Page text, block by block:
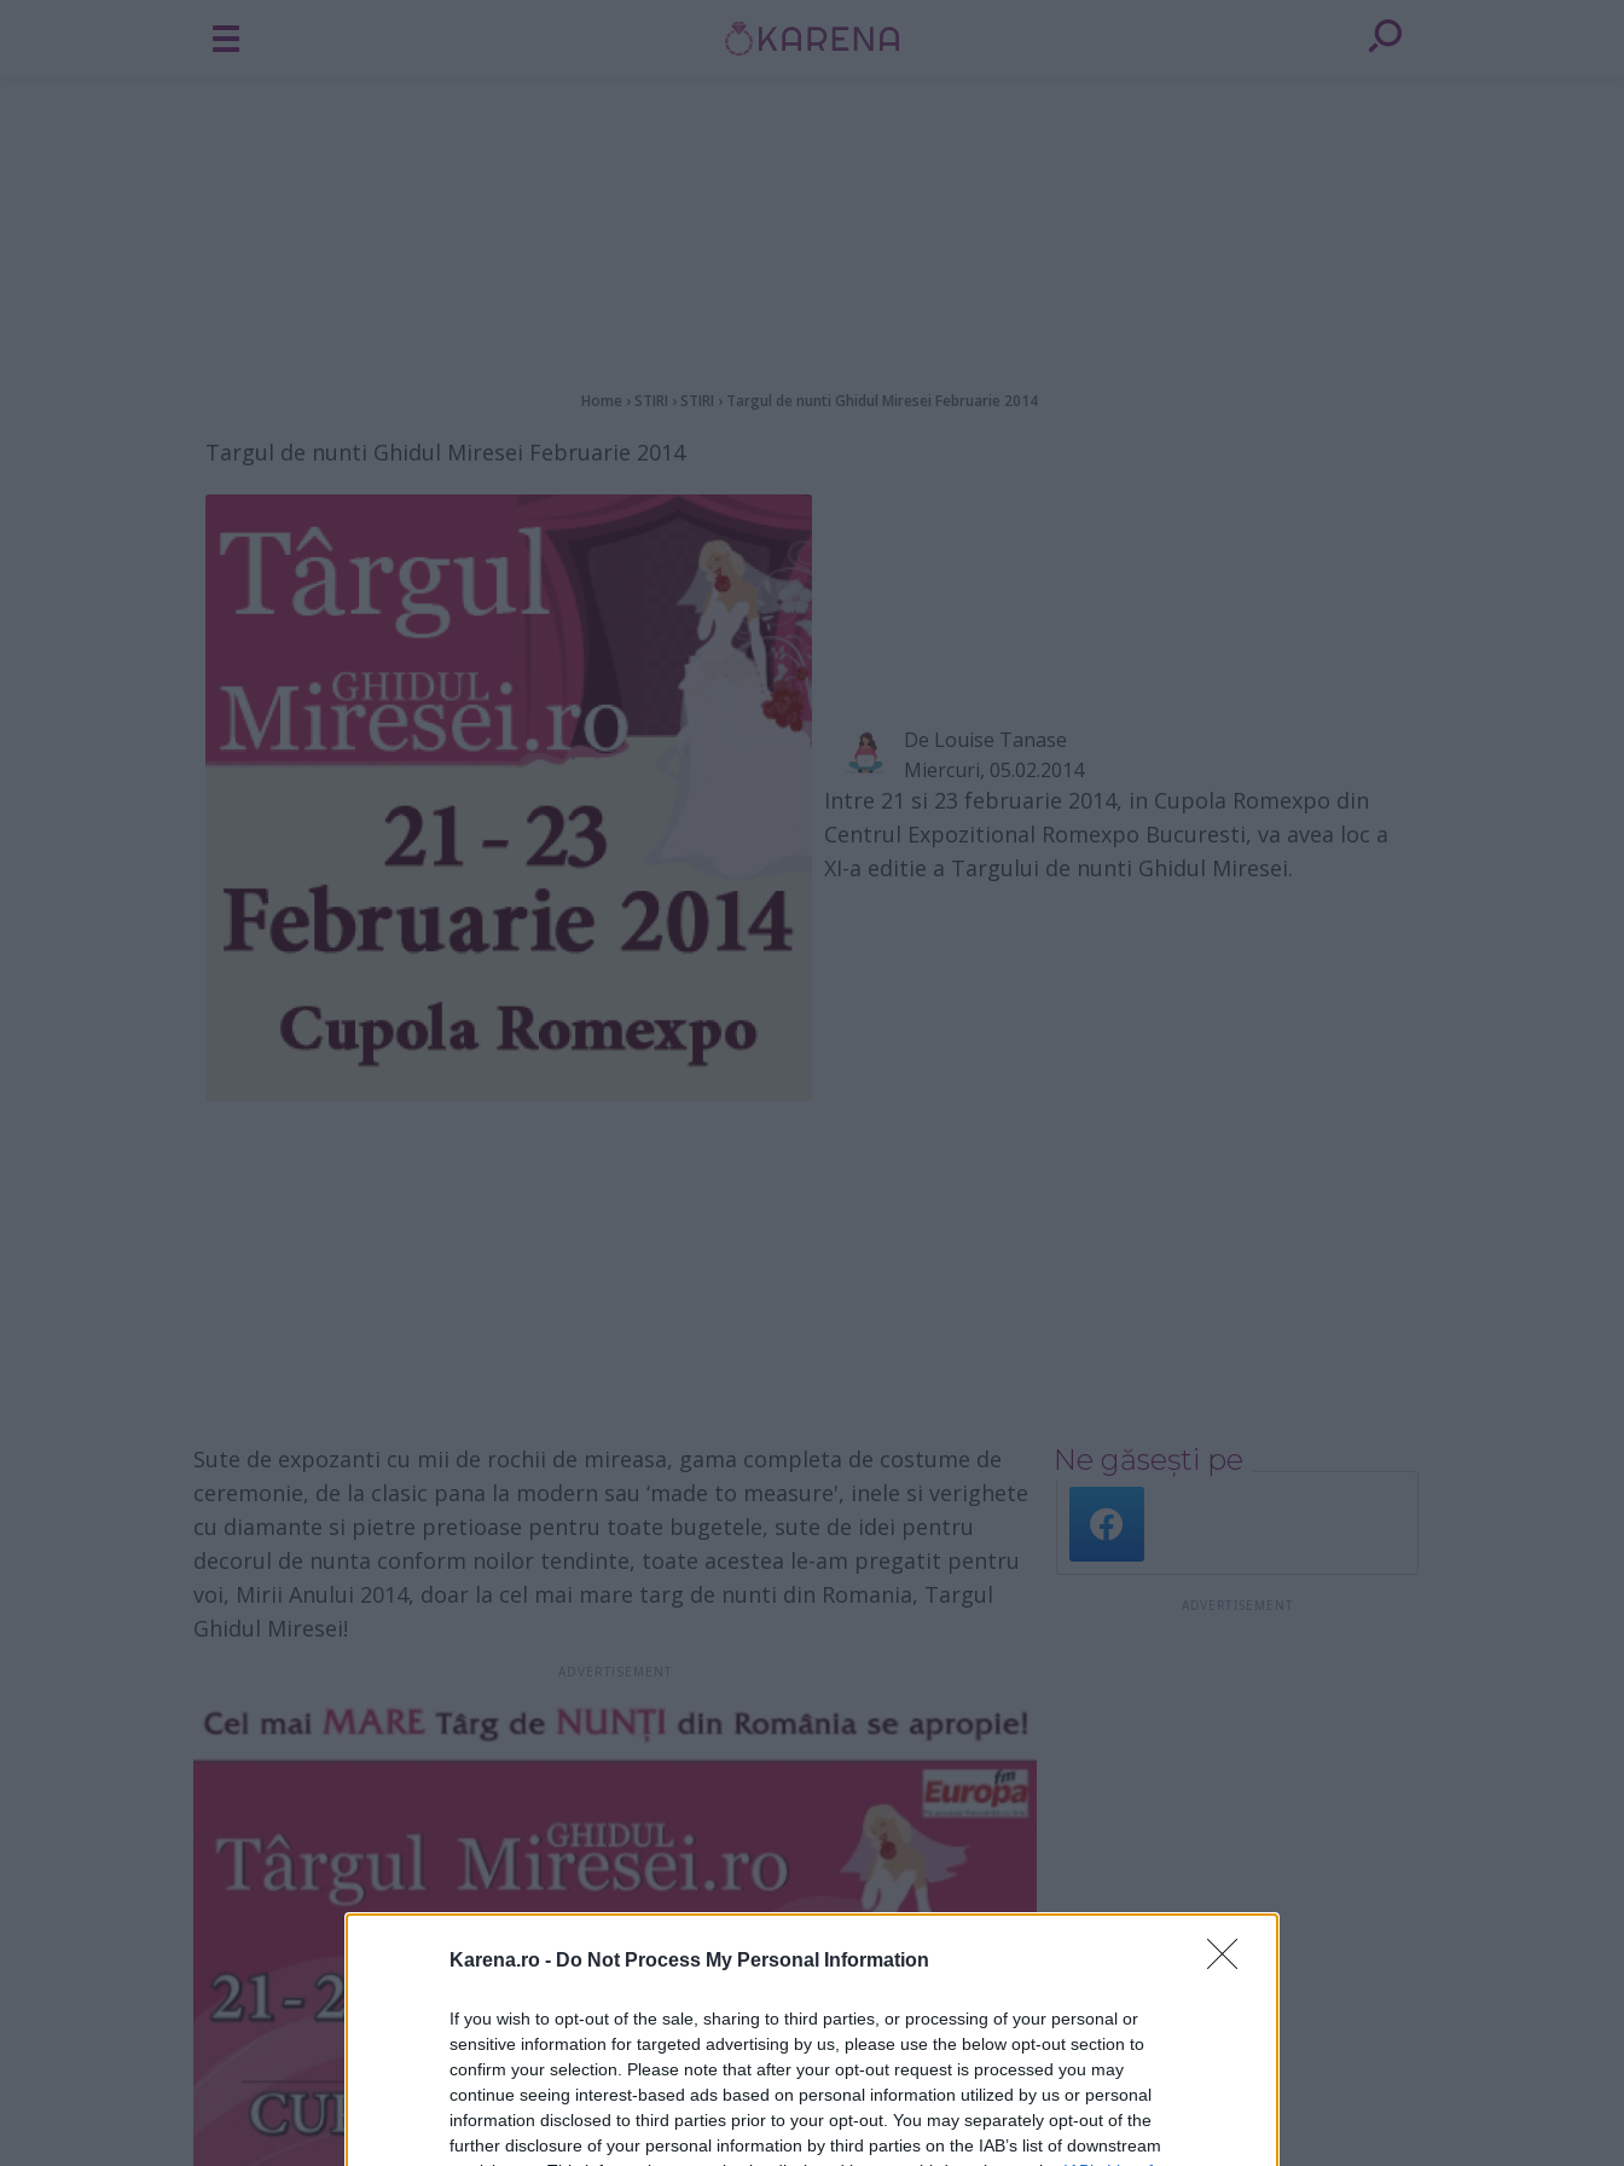
Karena.ro - Do Not Process My Personal Information
If you wish to opt-out of the sale, sharing to third parties, or processing of your personal or
sensitive information for targeted advertising by us, please use the below opt-out section to
confirm your selection. Please note that after your opt-out request is processed you may
continue seeing interest-based ads based on personal information utilized by us or personal
information disclosed to third parties prior to your opt-out. You may separately opt-out of the
further disclosure of your personal information by third parties on the IAB’s list of downstream
Home › STIRI › STIRI › Targul de nunti Ghidul Miresei Februarie 2014
Targul de nunti Ghidul Miresei Februarie 2014
De Louise Tanase
Miercuri, 05.02.2014
Intre 21 si 23 februarie 2014, in Cupola Romexpo din
Centrul Expozitional Romexpo Bucuresti, va avea loc a
XI-a editie a Targului de nunti Ghidul Miresei.
Sute de expozanti cu mii de rochii de mireasa, gama completa de costume de
ceremonie, de la clasic pana la modern sau ‘made to measure', inele si verighete
cu diamante si pietre pretioase pentru toate bugetele, sute de idei pentru
decorul de nunta conform noilor tendinte, toate acestea le-am pregatit pentru
voi, Mirii Anului 2014, doar la cel mai mare targ de nunti din Romania, Targul
Ghidul Miresei!
Ne găsești pe